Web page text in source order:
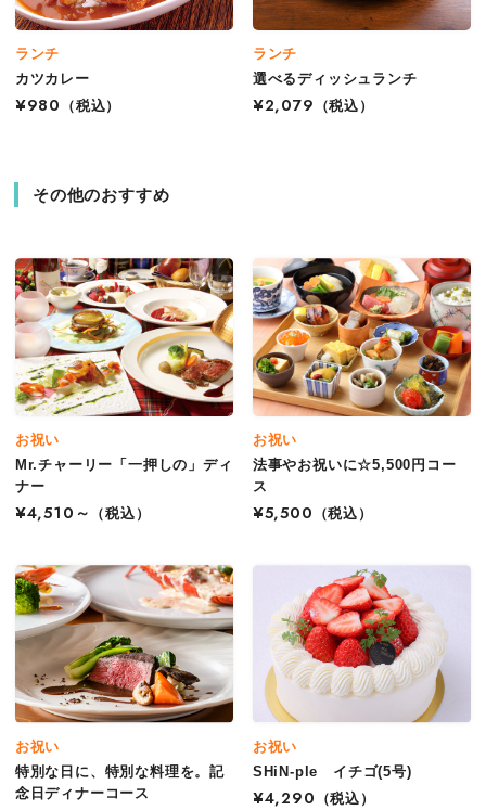
ランチ
カツカレー
¥980
（税込）
ランチ
選べるディッシュランチ
¥2,079
（税込）
その他のおすすめ
お祝い
Mr.チャーリー「一押しの」ディ
ナー
¥4,510～
（税込）
お祝い
法事やお祝いに☆5,500円コー
ス
¥5,500
（税込）
お祝い
特別な日に、特別な料理を。記
念日ディナーコース
お祝い
SHiN-ple イチゴ(5号)
¥4,290
（税込）